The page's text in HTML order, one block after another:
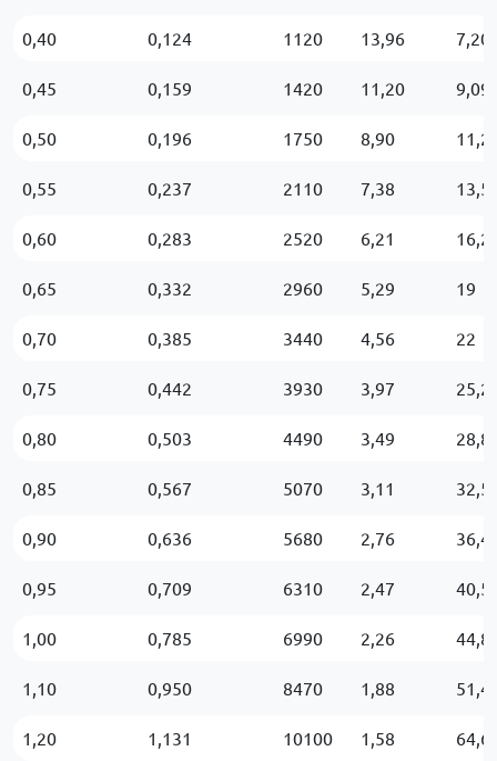
0,40 0,124 1120 13,96 7,20
0,45 0,159 1420 11,20 9,09
0,50 0,196 1750 8,90 11,2
0,55 0,237 2110 7,38 13,5
0,60 0,283 2520 6,21 16,2
0,65 0,332 2960 5,29 19
0,70 0,385 3440 4,56 22
0,75 0,442 3930 3,97 25,2
0,80 0,503 4490 3,49 28,8
0,85 0,567 5070 3,11 32,5
0,90 0,636 5680 2,76 36,4
0,95 0,709 6310 2,47 40,5
1,00 0,785 6990 2,26 44,8
1,10 0,950 8470 1,88 51,4
1,20 1,131 10100 1,58 64,6